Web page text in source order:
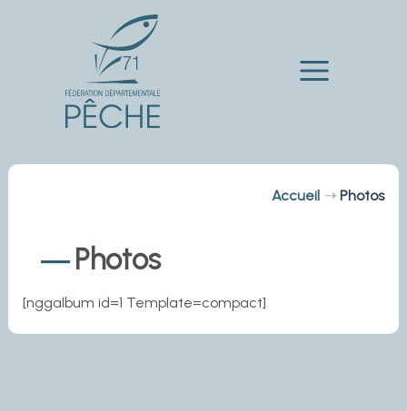
Main
Accueil Photos
Photos
[nggalbum id=1 Template=compact]